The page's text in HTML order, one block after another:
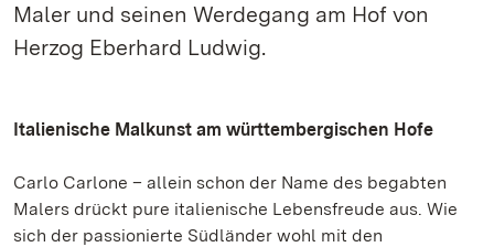
Maler und seinen Werdegang am Hof von
Herzog Eberhard Ludwig.
Italienische Malkunst am württembergischen Hofe
Carlo Carlone – allein schon der Name des begabten
Malers drückt pure italienische Lebensfreude aus. Wie
sich der passionierte Südländer wohl mit den